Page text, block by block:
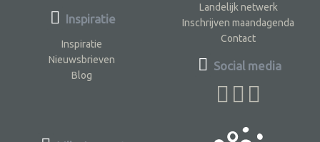
Inspiratie
Inspiratie
Nieuwsbrieven
Blog
Landelijk netwerk
Inschrijven maandagenda
Contact
Social media